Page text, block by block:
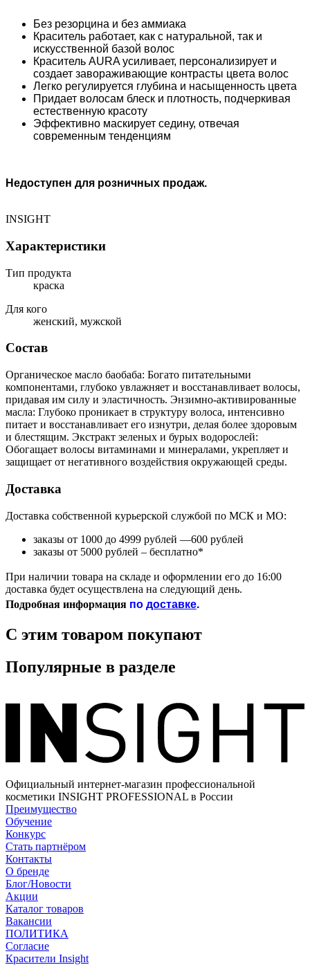
Без резорцина и без аммиака
Краситель работает, как с натуральной, так и
искусственной базой волос
Краситель AURA усиливает, персонализирует и
создает завораживающие контрасты цвета волос
Легко регулируется глубина и насыщенность цвета
Придает волосам блеск и плотность, подчеркивая
естественную красоту
Эффективно маскирует седину, отвечая
современным тенденциям
Недоступен для розничных продаж.
INSIGHT
Характеристики
Тип продукта
краска
Для кого
женский, мужской
Состав
Органическое масло баобаба: Богато питательными
компонентами, глубоко увлажняет и восстанавливает волосы,
придавая им силу и эластичность. Энзимно-активированные
масла: Глубоко проникает в структуру волоса, интенсивно
питает и восстанавливает его изнутри, делая более здоровым
и блестящим. Экстракт зеленых и бурых водорослей:
Обогащает волосы витаминами и минералами, укрепляет и
защищает от негативного воздействия окружающей среды.
Доставка
Доставка собственной курьерской службой по МСК и МО:
заказы от 1000 до 4999 рублей —600 рублей
заказы от 5000 рублей – бесплатно*
При наличии товара на складе и оформлении его до 16:00
доставка будет осуществлена на следующий день.
Подробная информация подоставке.
С этим товаром покупают
Популярные в разделе
Официальный интернет-магазин профессиональной
косметики INSIGHT PROFESSIONAL в России
Преимущество
Обучение
Конкурс
Стать партнёром
Контакты
О бренде
Блог/Новости
Акции
Каталог товаров
Вакансии
ПОЛИТИКА
Согласие
Краcители Insight